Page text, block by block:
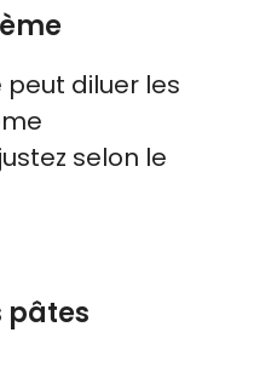
diluer les
selon le
pâtes